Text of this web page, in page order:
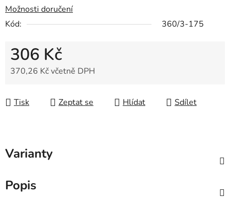
Možnosti doručení
Kód:
360/3-175
306 Kč
370,26 Kč včetně DPH
Tisk
Zeptat se Hlídat Sdílet
Varianty
Popis